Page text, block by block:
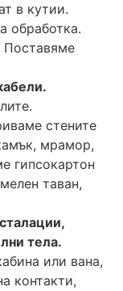
в кутии.
обработка.
Поставяме
стените
мрамор,
гипсокартон
таван,
тела.
или вана,
контакти,